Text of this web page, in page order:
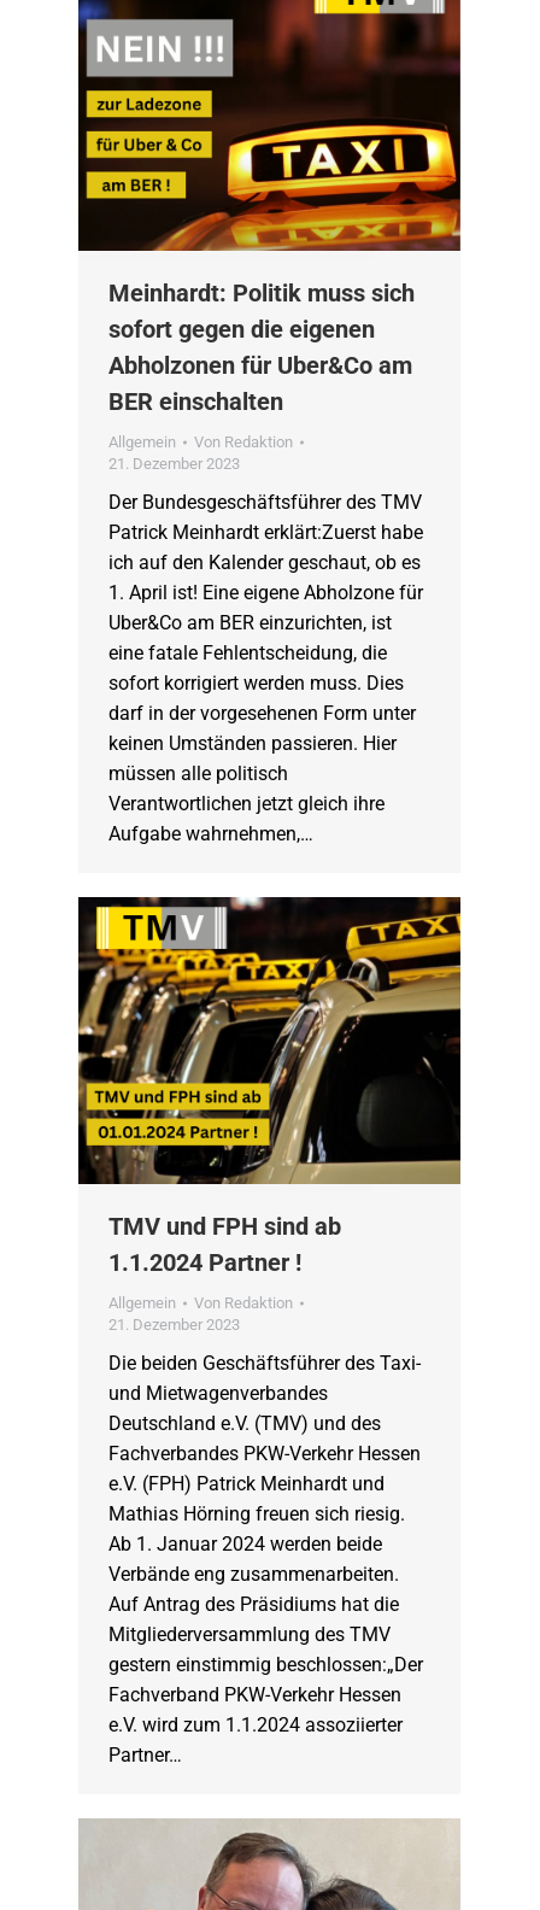
Meinhardt: Politik muss sich
sofort gegen die eigenen
Abholzonen für Uber&Co am
BER einschalten
Allgemein Von Redaktion
21. Dezember 2023
Der Bundesgeschäftsführer des TMV
Patrick Meinhardt erklärt:Zuerst habe
ich auf den Kalender geschaut, ob es
1. April ist! Eine eigene Abholzone für
Uber&Co am BER einzurichten, ist
eine fatale Fehlentscheidung, die
sofort korrigiert werden muss. Dies
darf in der vorgesehenen Form unter
keinen Umständen passieren. Hier
müssen alle politisch
Verantwortlichen jetzt gleich ihre
Aufgabe wahrnehmen,…
TMV und FPH sind ab
1.1.2024 Partner !
Allgemein Von Redaktion
21. Dezember 2023
Die beiden Geschäftsführer des Taxi-
und Mietwagenverbandes
Deutschland e.V. (TMV) und des
Fachverbandes PKW-Verkehr Hessen
e.V. (FPH) Patrick Meinhardt und
Mathias Hörning freuen sich riesig.
Ab 1. Januar 2024 werden beide
Verbände eng zusammenarbeiten.
Auf Antrag des Präsidiums hat die
Mitgliederversammlung des TMV
gestern einstimmig beschlossen:„Der
Fachverband PKW-Verkehr Hessen
e.V. wird zum 1.1.2024 assoziierter
Partner…